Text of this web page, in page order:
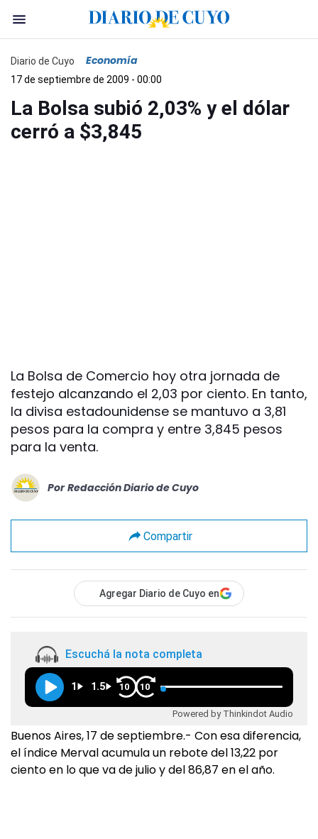
Diario de Cuyo Economía
17 de septiembre de 2009 - 00:00
La Bolsa subió 2,03% y el dólar
cerró a $3,845
La Bolsa de Comercio hoy otra jornada de
festejo alcanzando el 2,03 por ciento. En tanto,
la divisa estadounidense se mantuvo a 3,81
pesos para la compra y entre 3,845 pesos
para la venta.
Por Redacción Diario de Cuyo
Compartir
Agregar Diario de Cuyo en
Escuchá la nota completa
1 1.5 10 10
Powered by Thinkindot Audio
Buenos Aires, 17 de septiembre.- Con esa diferencia,
el índice Merval acumula un rebote del 13,22 por
ciento en lo que va de julio y del 86,87 en el año.